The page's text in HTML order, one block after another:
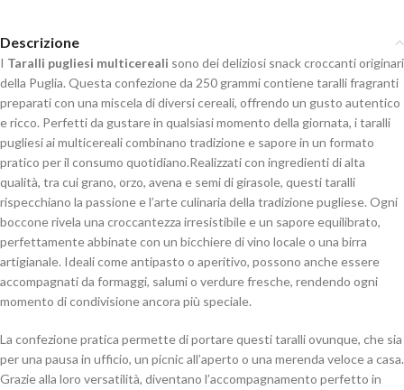
Descrizione
I Taralli pugliesi multicereali sono dei deliziosi snack croccanti originari
della Puglia. Questa confezione da 250 grammi contiene taralli fragranti
preparati con una miscela di diversi cereali, offrendo un gusto autentico
e ricco. Perfetti da gustare in qualsiasi momento della giornata, i taralli
pugliesi ai multicereali combinano tradizione e sapore in un formato
pratico per il consumo quotidiano.Realizzati con ingredienti di alta
qualità, tra cui grano, orzo, avena e semi di girasole, questi taralli
rispecchiano la passione e l’arte culinaria della tradizione pugliese. Ogni
boccone rivela una croccantezza irresistibile e un sapore equilibrato,
perfettamente abbinate con un bicchiere di vino locale o una birra
artigianale. Ideali come antipasto o aperitivo, possono anche essere
accompagnati da formaggi, salumi o verdure fresche, rendendo ogni
momento di condivisione ancora più speciale.
La confezione pratica permette di portare questi taralli ovunque, che sia
per una pausa in ufficio, un picnic all’aperto o una merenda veloce a casa.
Grazie alla loro versatilità, diventano l’accompagnamento perfetto in